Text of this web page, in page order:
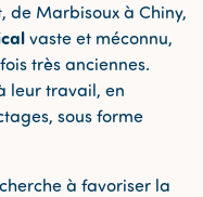
de Marbisoux à Chiny,
vaste et méconnu,
très anciennes.
leur travail, en
sous forme
à favoriser la